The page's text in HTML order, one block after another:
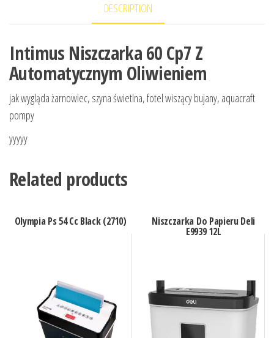
DESCRIPTION
Intimus Niszczarka 60 Cp7 Z
Automatycznym Oliwieniem
jak wygląda żarnowiec, szyna świetlna, fotel wiszący bujany, aquacraft
pompy
yyyyy
Related products
Olympia Ps 54 Cc Black (2710) Niszczarka Do Papieru Deli
E9939 12L